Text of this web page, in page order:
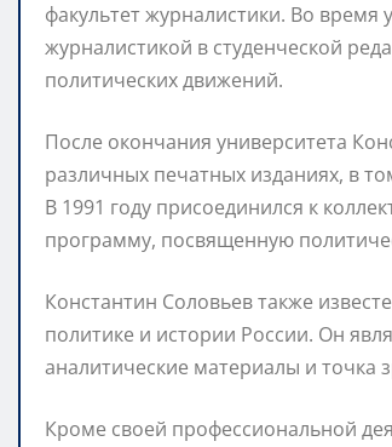
факультет журналистики. Во время
журналистикой в студенческой
политических движений.
После окончания университета
различных печатных изданиях, в
В 1991 году присоединился к
программу, посвященную
Константин Соловьев также
политике и истории России. Он
аналитические материалы и точка
Кроме своей профессиональной